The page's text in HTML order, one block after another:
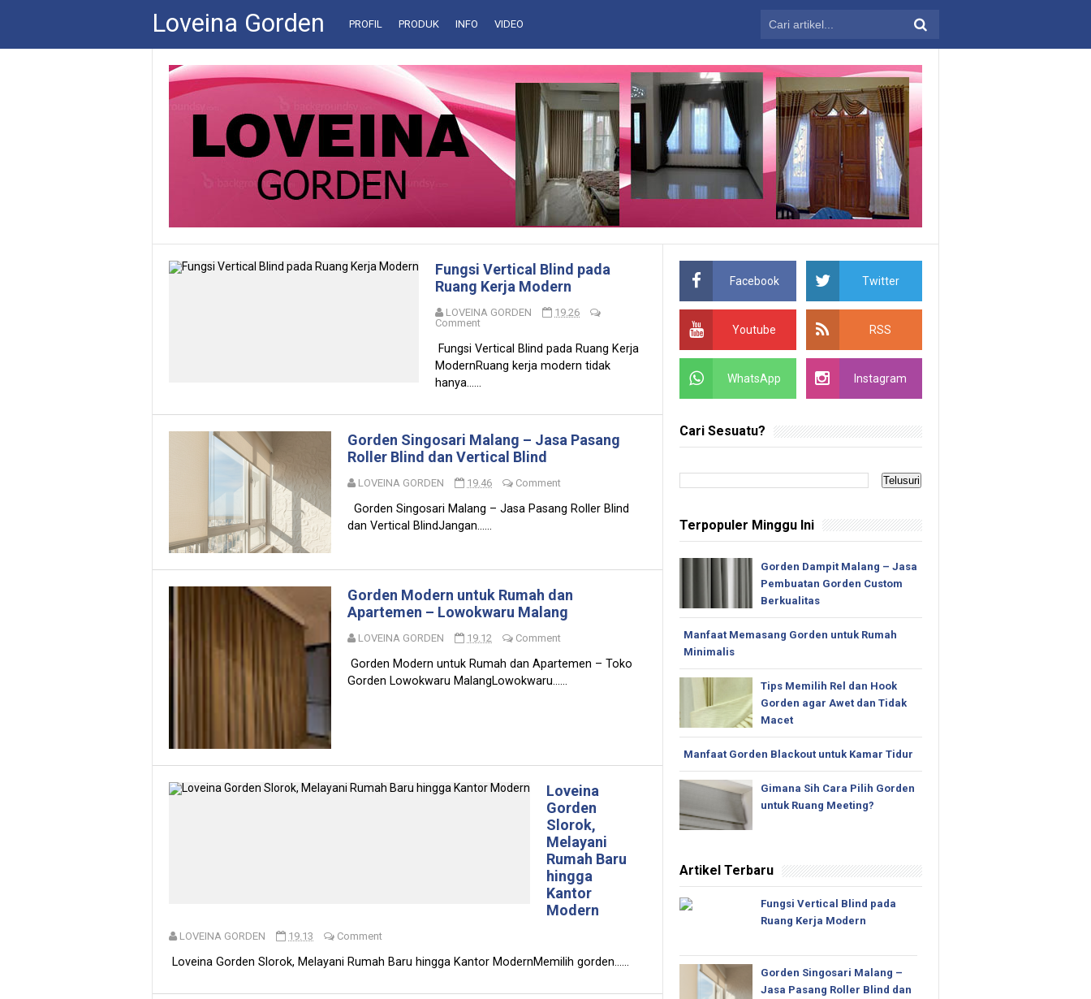
Loveina Gorden PROFIL PRODUK INFO VIDEO
Fungsi Vertical Blind pada
Ruang Kerja Modern
LOVEINA GORDEN
19.26
Comment
Fungsi Vertical Blind pada Ruang Kerja
ModernRuang kerja modern tidak
hanya......
Gorden Singosari Malang – Jasa Pasang
Roller Blind dan Vertical Blind
LOVEINA GORDEN 19.46 Comment
Gorden Singosari Malang – Jasa Pasang Roller Blind
dan Vertical BlindJangan......
Gorden Modern untuk Rumah dan
Apartemen – Lowokwaru Malang
LOVEINA GORDEN 19.12 Comment
Gorden Modern untuk Rumah dan Apartemen – Toko
Gorden Lowokwaru MalangLowokwaru......
Loveina
Gorden
Slorok,
Melayani
Rumah Baru
hingga
Kantor
Modern
LOVEINA GORDEN 19.13 Comment
Loveina Gorden Slorok, Melayani Rumah Baru hingga Kantor ModernMemilih gorden......
Facebook Twitter
Youtube RSS
WhatsApp Instagram
Cari Sesuatu?
Terpopuler Minggu Ini
Gorden Dampit Malang – Jasa
Pembuatan Gorden Custom
Berkualitas
Manfaat Memasang Gorden untuk Rumah
Minimalis
Tips Memilih Rel dan Hook
Gorden agar Awet dan Tidak
Macet
Manfaat Gorden Blackout untuk Kamar Tidur
Gimana Sih Cara Pilih Gorden
untuk Ruang Meeting?
Artikel Terbaru
Fungsi Vertical Blind pada
Ruang Kerja Modern
Gorden Singosari Malang –
Jasa Pasang Roller Blind dan